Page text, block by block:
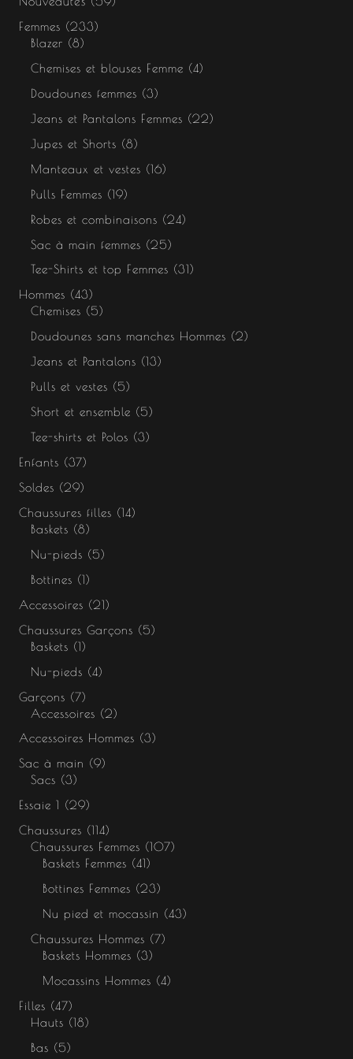
Femmes
233
Blazer
8
Chemises et blouses Femme
4
Doudounes femmes
3
Jeans et Pantalons Femmes
22
Jupes et Shorts
8
Manteaux et vestes
16
Pulls Femmes
19
Robes et combinaisons
24
Sac à main femmes
25
Tee-Shirts et top Femmes
31
Hommes
43
Chemises
5
Doudounes sans manches Hommes
2
Jeans et Pantalons
13
Pulls et vestes
5
Short et ensemble
5
Tee-shirts et Polos
3
Enfants
37
Soldes
29
Chaussures filles
14
Baskets
8
Nu-pieds
5
Bottines
1
Accessoires
21
Chaussures Garçons
5
Baskets
1
Nu-pieds
4
Garçons
7
Accessoires
2
Accessoires Hommes
3
Sac à main
9
Sacs
3
Essaie 1
29
Chaussures
114
Chaussures Femmes
107
Baskets Femmes
41
Bottines Femmes
23
Nu pied et mocassin
43
Chaussures Hommes
7
Baskets Hommes
3
Mocassins Hommes
4
Filles
47
Hauts
18
Bas
5